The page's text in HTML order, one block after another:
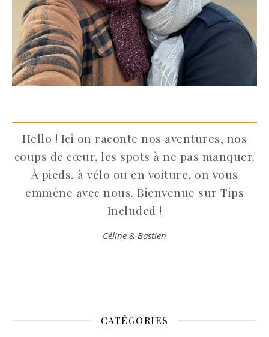
Hello ! Ici on raconte nos aventures, nos
coups de cœur, les spots à ne pas manquer.
À pieds, à vélo ou en voiture, on vous
emmène avec nous. Bienvenue sur Tips
Included !
Céline & Bastien
CATÉGORIES